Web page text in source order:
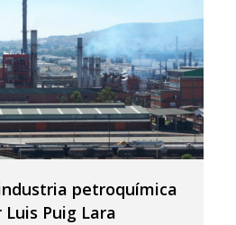
petroquímica
Puig Lara